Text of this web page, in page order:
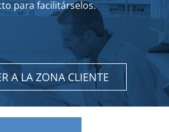
para facilitárselos.
A LA ZONA CLIENTE